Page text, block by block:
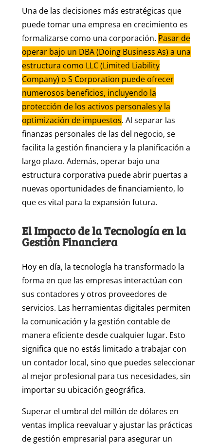
Una de las decisiones más estratégicas que
puede tomar una empresa en crecimiento es
formalizarse como una corporación. Pasar de
operar bajo un DBA (Doing Business As) a una
estructura como LLC (Limited Liability
Company) o S Corporation puede ofrecer
numerosos beneficios, incluyendo la
protección de los activos personales y la
optimización de impuestos. Al separar las
finanzas personales de las del negocio, se
facilita la gestión financiera y la planificación a
largo plazo. Además, operar bajo una
estructura corporativa puede abrir puertas a
nuevas oportunidades de financiamiento, lo
que es vital para la expansión futura.
El Impacto de la Tecnología en la
Gestión Financiera
Hoy en día, la tecnología ha transformado la
forma en que las empresas interactúan con
sus contadores y otros proveedores de
servicios. Las herramientas digitales permiten
la comunicación y la gestión contable de
manera eficiente desde cualquier lugar. Esto
significa que no estás limitado a trabajar con
un contador local, sino que puedes seleccionar
al mejor profesional para tus necesidades, sin
importar su ubicación geográfica.
Superar el umbral del millón de dólares en
ventas implica reevaluar y ajustar las prácticas
de gestión empresarial para asegurar un